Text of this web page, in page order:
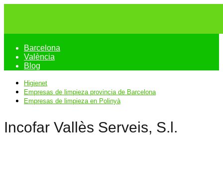
Barcelona
València
Blog
Higienet
Empresas de limpieza provincia de Barcelona
Empresas de limpieza en Polinyà
Incofar Vallès Serveis, S.l.